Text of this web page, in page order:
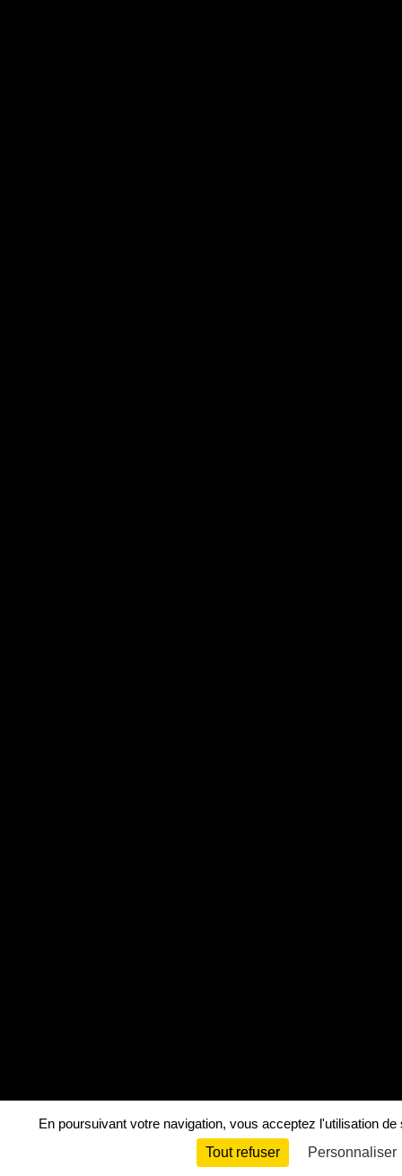
En poursuivant votre navigation, vous acceptez l'utilisation
Tout refuser
Personnaliser